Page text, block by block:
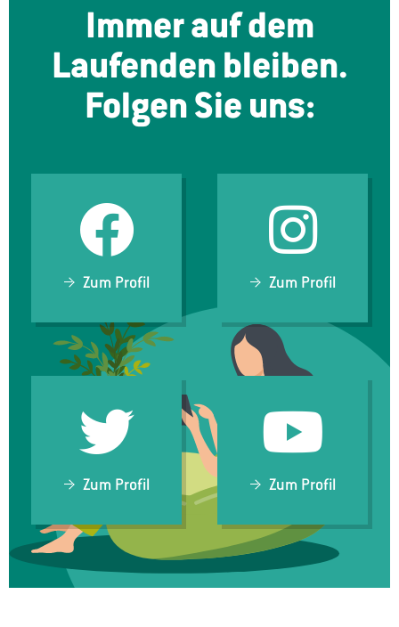
Immer auf dem
Laufenden bleiben.
Folgen Sie uns:
Zum Profil Zum Profil
Zum Profil Zum Profil